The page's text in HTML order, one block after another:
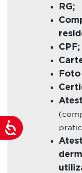
Acessibilidade
RG;
CPF;